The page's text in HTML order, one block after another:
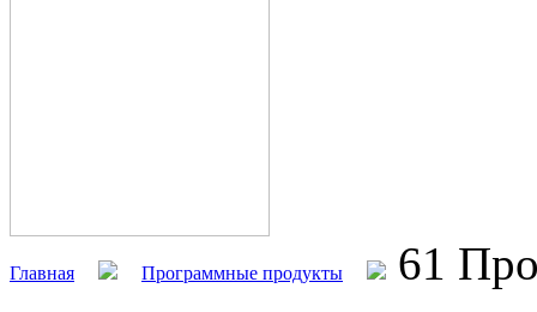
Главная Программные продукты 61